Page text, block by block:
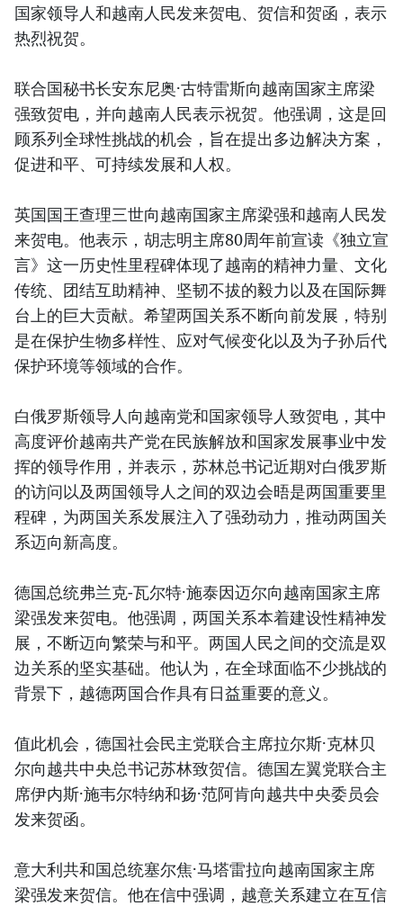
国家领导人和越南人民发来贺电、贺信和贺函，表示
热烈祝贺。
联合国秘书长安东尼奥·古特雷斯向越南国家主席梁
强致贺电，并向越南人民表示祝贺。他强调，这是回
顾系列全球性挑战的机会，旨在提出多边解决方案，
促进和平、可持续发展和人权。
英国国王查理三世向越南国家主席梁强和越南人民发
来贺电。他表示，胡志明主席80周年前宣读《独立宣
言》这一历史性里程碑体现了越南的精神力量、文化
传统、团结互助精神、坚韧不拔的毅力以及在国际舞
台上的巨大贡献。希望两国关系不断向前发展，特别
是在保护生物多样性、应对气候变化以及为子孙后代
保护环境等领域的合作。
白俄罗斯领导人向越南党和国家领导人致贺电，其中
高度评价越南共产党在民族解放和国家发展事业中发
挥的领导作用，并表示，苏林总书记近期对白俄罗斯
的访问以及两国领导人之间的双边会晤是两国重要里
程碑，为两国关系发展注入了强劲动力，推动两国关
系迈向新高度。
德国总统弗兰克-瓦尔特·施泰因迈尔向越南国家主席
梁强发来贺电。他强调，两国关系本着建设性精神发
展，不断迈向繁荣与和平。两国人民之间的交流是双
边关系的坚实基础。他认为，在全球面临不少挑战的
背景下，越德两国合作具有日益重要的意义。
值此机会，德国社会民主党联合主席拉尔斯·克林贝
尔向越共中央总书记苏林致贺信。德国左翼党联合主
席伊内斯·施韦尔特纳和扬·范阿肯向越共中央委员会
发来贺函。
意大利共和国总统塞尔焦·马塔雷拉向越南国家主席
梁强发来贺信。他在信中强调，越意关系建立在互信